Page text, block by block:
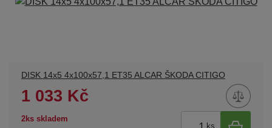
DISK 14x5 4x100x57,1 ET35 ALCAR ŠKODA CITIGO
1 033 Kč
2ks skladem
ks